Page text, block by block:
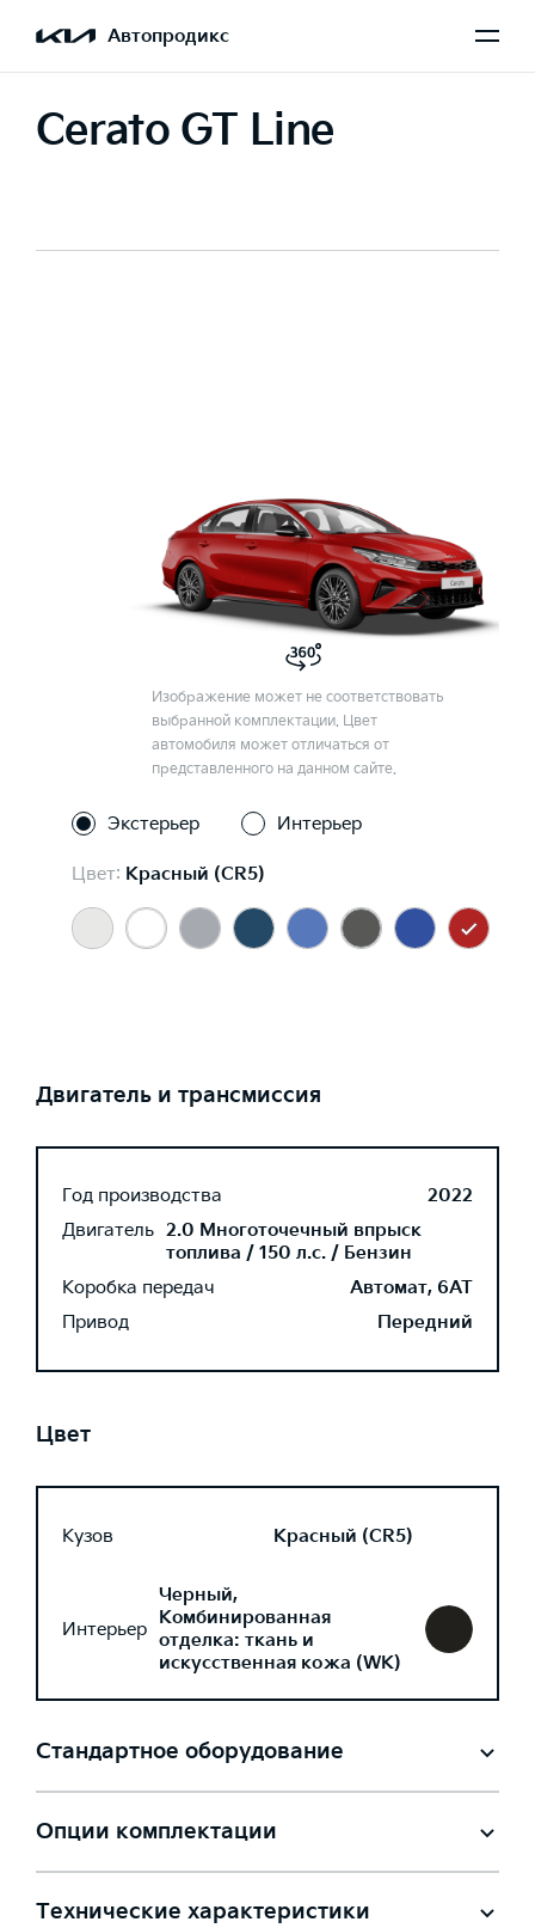
Автопродикс
Cerato GT Line
Изображение может не соответствовать
выбранной комплектации. Цвет
автомобиля может отличаться от
представленного на данном сайте.
Экстерьер Интерьер
Цвет: Красный (CR5)
Двигатель и трансмиссия
Год производства
2022
Двигатель 2.0 Многоточечный впрыск
топлива / 150 л.с. / Бензин
Коробка передач
Автомат, 6AT
Привод
Передний
Цвет
Кузов Красный (CR5)
Интерьер
Черный,
Комбинированная
отделка: ткань и
искусственная кожа (WK)
Стандартное оборудование
Опции комплектации
Технические характеристики